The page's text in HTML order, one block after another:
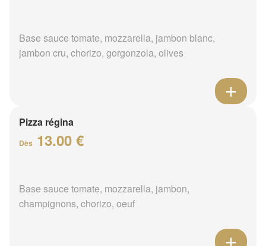
Base sauce tomate, mozzarella, jambon blanc,
jambon cru, chorizo, gorgonzola, olives
Pizza régina
Dès 13.00 €
Base sauce tomate, mozzarella, jambon,
champignons, chorizo, oeuf